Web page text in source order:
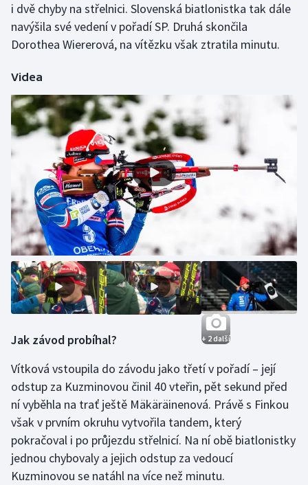
Ragby
Short track
Sportovní střelba
Stolní tenis
Triatlon
Veslování
Vodní slalom
i dvě chyby na střelnici. Slovenská biatlonistka tak dále
navýšila své vedení v pořadí SP. Druhá skončila
Dorothea Wiererová, na vítězku však ztratila minutu.
Videa
+ 2 další
Jak závod probíhal?
Vítková vstoupila do závodu jako třetí v pořadí – její
odstup za Kuzminovou činil 40 vteřin, pět sekund před
ní vyběhla na trať ještě Mäkäräinenová. Právě s Finkou
však v prvním okruhu vytvořila tandem, který
pokračoval i po průjezdu střelnicí. Na ní obě biatlonistky
jednou chybovaly a jejich odstup za vedoucí
Kuzminovou se natáhl na více než minutu.